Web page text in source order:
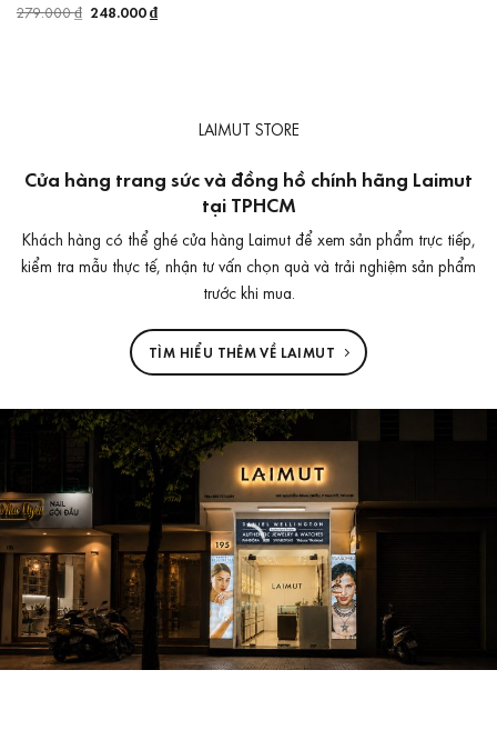
279.000₫ Giá
248.000₫Giá
hiện
LAIMUT STORE
Cửa hàng trang sức và đồng hồ chính hãng Laimut
tại TPHCM
Khách hàng có thể ghé cửa hàng Laimut để xem sản phẩm trực tiếp,
kiểm tra mẫu thực tế, nhận tư vấn chọn quà và trải nghiệm sản phẩm
trước khi mua.
TÌM HIỂU THÊM VỀ LAIMUT